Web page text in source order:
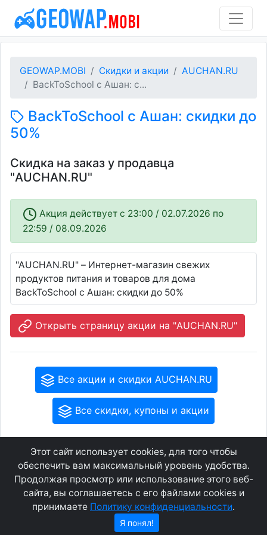
GEOWAP.MOBI Скидки и акции
AUCHAN.RU
BackToSchool с Ашан: с...
BackToSchool с Ашан: скидки до
50%
Скидка на заказ у продавца
"AUCHAN.RU"
Акция действует c 23:00 / 02.07.2026 по
22:59 / 08.09.2026
"AUCHAN.RU" – Интернет-магазин свежих
продуктов питания и товаров для дома
BackToSchool с Ашан: скидки до 50%
Открыть страницу акции на "AUCHAN.RU"
Все акции и скидки AUCHAN.RU
Все скидки, купоны и акции
GEOWAP.MOBI© 2007 - 2021
Соглашение
Конфиденциальность
О сайте
Контакты
Этот сайт использует cookies, для того чтобы
обеспечить вам максимальный уровень удобства.
Продолжая просмотр или использование этого веб-
сайта, вы соглашаетесь с его файлами cookies и
принимаете Политику конфиденциальности.
Я понял!